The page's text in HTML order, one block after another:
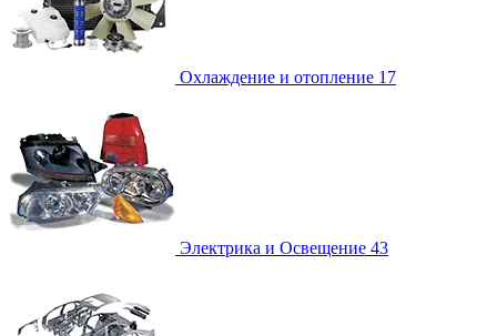
Охлаждение и отопление 17
Электрика и Освещение 43